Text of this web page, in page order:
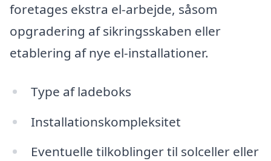
foretages ekstra el-arbejde, såsom
opgradering af sikringsskaben eller
etablering af nye el-installationer.
Type af ladeboks
Installationskompleksitet
Eventuelle tilkoblinger til solceller eller